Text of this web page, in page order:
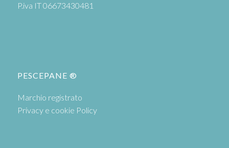
P.iva IT 06673430481
PESCEPANE ®
Marchio registrato
Privacy e cookie Policy